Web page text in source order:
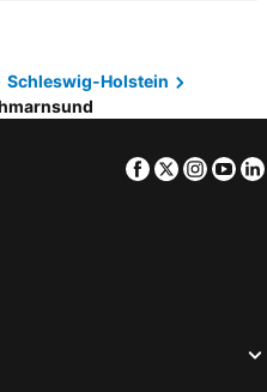
Kalkhorst, beach hotels
Poel, beach hotels
Lütjenburg, beach hotels
Schleswig-Holstein
Facebook
Twitter